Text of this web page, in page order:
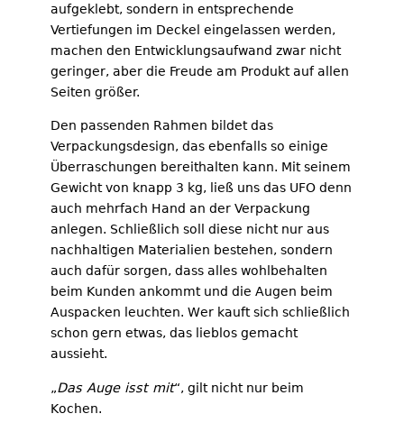
aufgeklebt, sondern in entsprechende
Vertiefungen im Deckel eingelassen werden,
machen den Entwicklungsaufwand zwar nicht
geringer, aber die Freude am Produkt auf allen
Seiten größer.
Den passenden Rahmen bildet das
Verpackungsdesign, das ebenfalls so einige
Überraschungen bereithalten kann. Mit seinem
Gewicht von knapp 3 kg, ließ uns das UFO denn
auch mehrfach Hand an der Verpackung
anlegen. Schließlich soll diese nicht nur aus
nachhaltigen Materialien bestehen, sondern
auch dafür sorgen, dass alles wohlbehalten
beim Kunden ankommt und die Augen beim
Auspacken leuchten. Wer kauft sich schließlich
schon gern etwas, das lieblos gemacht
aussieht.
„Das Auge isst mit“, gilt nicht nur beim
Kochen.